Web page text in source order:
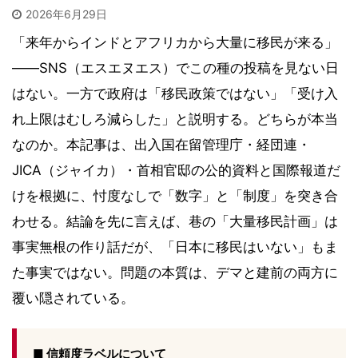
2026年6月29日
「来年からインドとアフリカから大量に移民が来る」
――SNS（エスエヌエス）でこの種の投稿を見ない日
はない。一方で政府は「移民政策ではない」「受け入
れ上限はむしろ減らした」と説明する。どちらが本当
なのか。本記事は、出入国在留管理庁・経団連・
JICA（ジャイカ）・首相官邸の公的資料と国際報道だ
けを根拠に、忖度なしで「数字」と「制度」を突き合
わせる。結論を先に言えば、巷の「大量移民計画」は
事実無根の作り話だが、「日本に移民はいない」もま
た事実ではない。問題の本質は、デマと建前の両方に
覆い隠されている。
■ 信頼度ラベルについて